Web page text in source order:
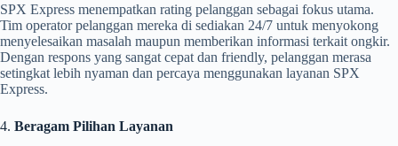
SPX Express menempatkan rating pelanggan sebagai fokus utama.
Tim operator pelanggan mereka di sediakan 24/7 untuk menyokong
menyelesaikan masalah maupun memberikan informasi terkait ongkir.
Dengan respons yang sangat cepat dan friendly, pelanggan merasa
setingkat lebih nyaman dan percaya menggunakan layanan SPX
Express.
4. Beragam Pilihan Layanan